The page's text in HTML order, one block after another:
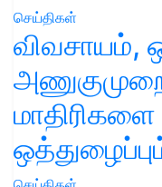
செய்திகள்
விவசாயம்,